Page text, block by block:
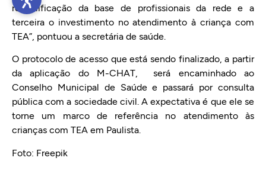
requalificação da base de profissionais da rede e a
terceira o investimento no atendimento à criança com
TEA”, pontuou a secretária de saúde.
O protocolo de acesso que está sendo finalizado, a partir
da aplicação do M-CHAT, será encaminhado ao
Conselho Municipal de Saúde e passará por consulta
pública com a sociedade civil. A expectativa é que ele se
torne um marco de referência no atendimento às
crianças com TEA em Paulista.
Foto: Freepik